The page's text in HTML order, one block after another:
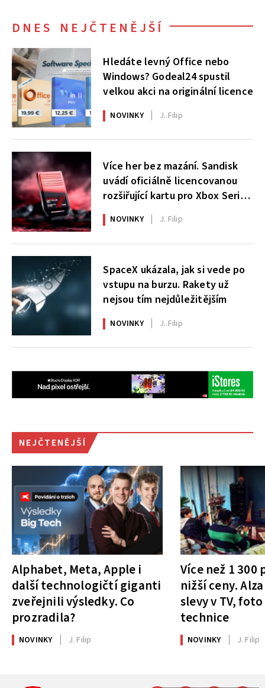
DNES NEJČTENĚJŠÍ
Hledáte levný Office nebo
Windows? Godeal24 spustil
velkou akci na originální licence
NOVINKY J. Filip
Více her bez mazání. Sandisk
uvádí oficiálně licencovanou
rozšiřující kartu pro Xbox Series
X|S
NOVINKY J. Filip
SpaceX ukázala, jak si vede po
vstupu na burzu. Rakety už
nejsou tím nejdůležitějším
NOVINKY J. Filip
NEJČTENĚJŠÍ
Alphabet, Meta, Apple i
další technologičtí giganti
zveřejnili výsledky. Co
prozradila?
NOVINKY J. Filip
Více než 1
nižší ceny.
slevy v TV,
technice
NOVINKY J. Filip